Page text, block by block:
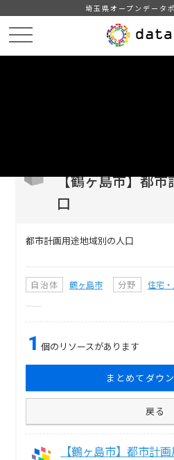
埼玉県オープンデータ
【鶴ヶ島市】都
口
都市計画用途地域別の人口
自治体 鶴ヶ島市 分野 住宅
1 個のリソースがあります
まとめてダウ
戻る
【鶴ヶ島市】都市計